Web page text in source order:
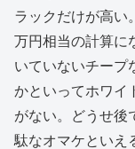
ラックだけが高い
万円相当の計算に
いていないチープ
かといってホワイ
がない。どうせ後
駄なオマケといえ